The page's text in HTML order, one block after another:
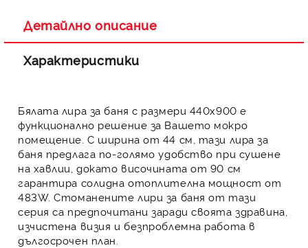
Детайлно описание
Характеристики
Бялата лира за баня с размери 440х900 е
функционално решение за Вашето мокро
помещение. С ширина от 44 см, тази лира за
баня предлага по-голямо удобство при сушене
на хавлии, докато височината от 90 см
гарантира солидна отоплителна мощност от
483W. Стоманенителири за баня от тази
серия са предпочитани заради своята здравина,
изчистена визия и безпроблемна работа в
дългосрочен план.